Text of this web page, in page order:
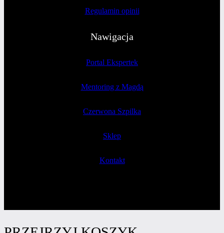
Regulamin opinii
Nawigacja
Portal Ekspertek
Mentoring z Magdą
Czerwona Szpilka
Sklep
Kontakt